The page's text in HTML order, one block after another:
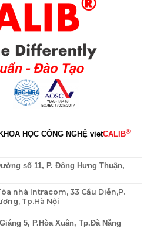
HỌC CÔNG NGHỆ vietCALIB®
số 11, P. Đông Hưng Thuận,
nhà Intracom, 33 Cầu Diễn,P.
Tp.Hà Nội
5, P.Hòa Xuân, Tp.Đà Nẵng